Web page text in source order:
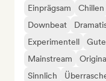
Einprägsam Chillen
Downbeat
Experimentell
Mainstream
Sinnlich